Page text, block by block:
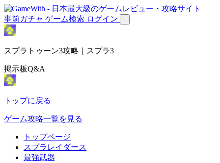
事前ガチャ ゲーム検索 ログイン
スプラトゥーン3攻略｜スプラ3
掲示板Q&A
トップに戻る
ゲーム攻略一覧を見る
トップページ
スプラレイダース
最強武器